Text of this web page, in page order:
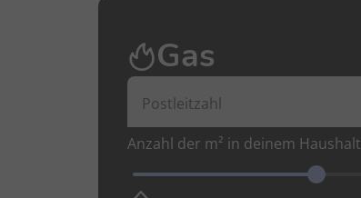
Gas
Postleitzahl
Anzahl der m² in deinem Haushalt